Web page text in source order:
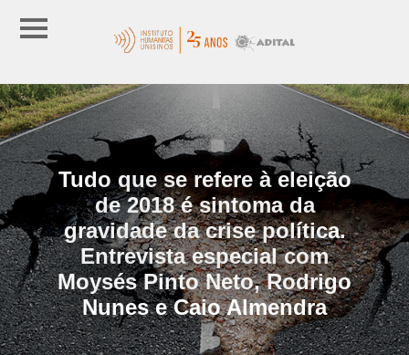
Tudo que se refere à eleição
de 2018 é sintoma da
gravidade da crise política.
Entrevista especial com
Moysés Pinto Neto, Rodrigo
Nunes e Caio Almendra